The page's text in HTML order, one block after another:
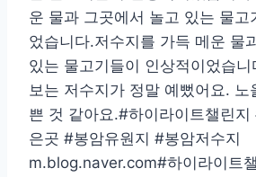
운 물과 그곳에서 놀고 있는 물고
었습니다.저수지를 가득 메운 물
있는 물고기들이 인상적이었습
보는 저수지가 정말 예뻤어요. 노
쁜 것 같아요.#하이라이트챌린
은곳 #봉암유원지 #봉암저수지
m.blog.naver.com#하이라이트